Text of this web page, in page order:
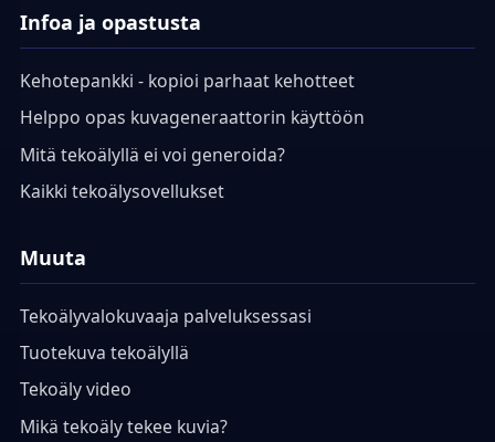
Infoa ja opastusta
Kehotepankki - kopioi parhaat kehotteet
Helppo opas kuvageneraattorin käyttöön
Mitä tekoälyllä ei voi generoida?
Kaikki tekoälysovellukset
Muuta
Tekoälyvalokuvaaja palveluksessasi
Tuotekuva tekoälyllä
Tekoäly video
Mikä tekoäly tekee kuvia?